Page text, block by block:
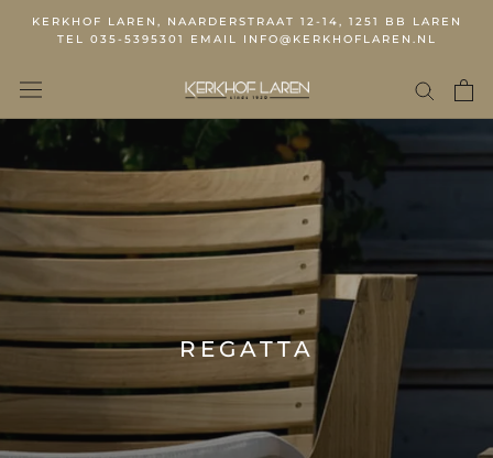
KERKHOF LAREN, NAARDERSTRAAT 12-14, 1251 BB LAREN
TEL 035-5395301 EMAIL INFO@KERKHOFLAREN.NL
REGATTA